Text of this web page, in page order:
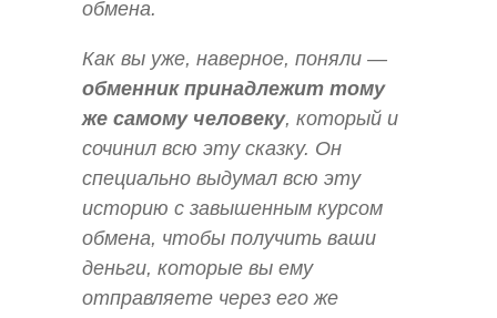
обмена.
Как вы уже, наверное, поняли —
обменник принадлежит тому
же самому человеку, который и
сочинил всю эту сказку. Он
специально выдумал всю эту
историю с завышенным курсом
обмена, чтобы получить ваши
деньги, которые вы ему
отправляете через его же